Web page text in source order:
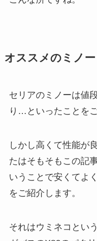
オススメのミノー
セリアのミノーは値
り…といったことを
しかし高くて性能が
たはそもそもこの記
いうことで安くてよ
をご紹介します。
それはウミネコとい